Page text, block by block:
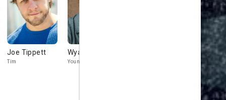
Joe Tippett
Tim
Wyatt Russell
Young Lee Shaw
Elisa